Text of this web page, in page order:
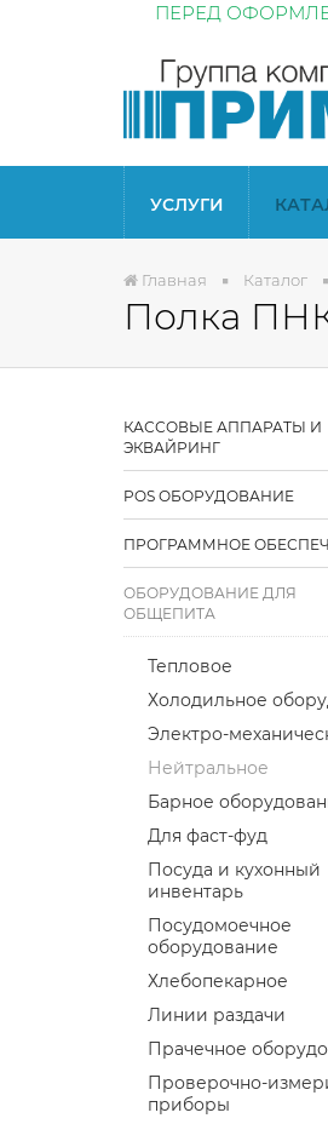
ПЕРЕД
УСЛУГИ
Главная Каталог
Полка
КАССОВЫЕ АППАРАТЫ И
ЭКВАЙРИНГ
POS ОБОРУДОВАНИЕ
ПРОГРАММНОЕ
ОБОРУДОВАНИЕ ДЛЯ
ОБЩЕПИТА
Тепловое
Холодильное
Электро-
Нейтральное
Барное
Для фаст-фуд
Посуда и кухонный
инвентарь
Посудомоечное
оборудование
Хлебопекарное
Линии раздачи
Прачечное
Проверочно-
приборы